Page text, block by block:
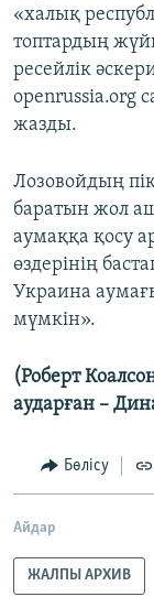
«халық
топтардың
ресейлік
openrussia.org
жазды.
Лозовойдың
баратын жол
аумаққа қосу
өздерінің
Украина
мүмкін».
(Роберт
аударған –
Бөлісу
Айдар
ЖАЛПЫ АРХИВ